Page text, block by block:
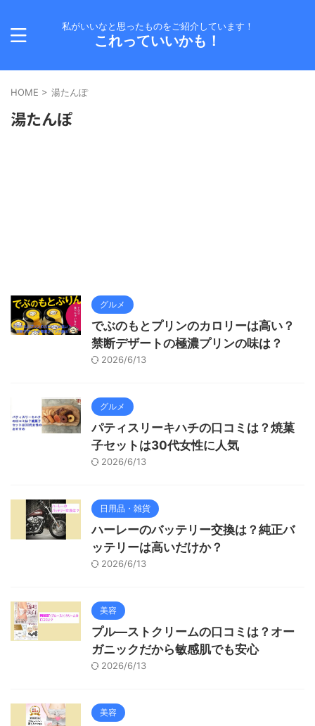
私がいいなと思ったものをご紹介しています！
これっていいかも！
HOME > 湯たんぽ
湯たんぽ
グルメ
でぶのもとプリンのカロリーは高い？
禁断デザートの極濃プリンの味は？
2026/6/13
グルメ
パティスリーキハチの口コミは？焼菓
子セットは30代女性に人気
2026/6/13
日用品・雑貨
ハーレーのバッテリー交換は？純正バ
ッテリーは高いだけか？
2026/6/13
美容
プル―ストクリームの口コミは？オー
ガニックだから敏感肌でも安心
2026/6/13
美容